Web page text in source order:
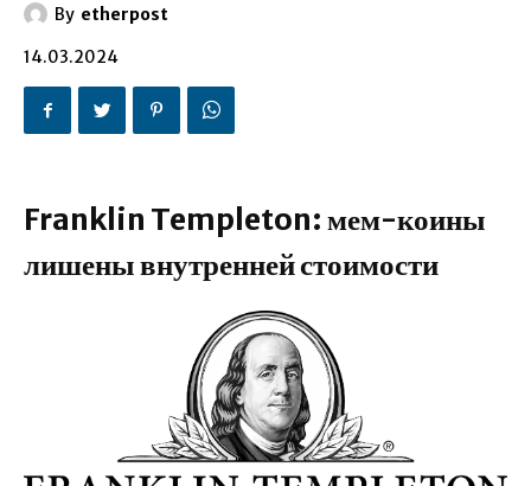
By etherpost
14.03.2024
Franklin Templeton: мем-коины
лишены внутренней стоимости